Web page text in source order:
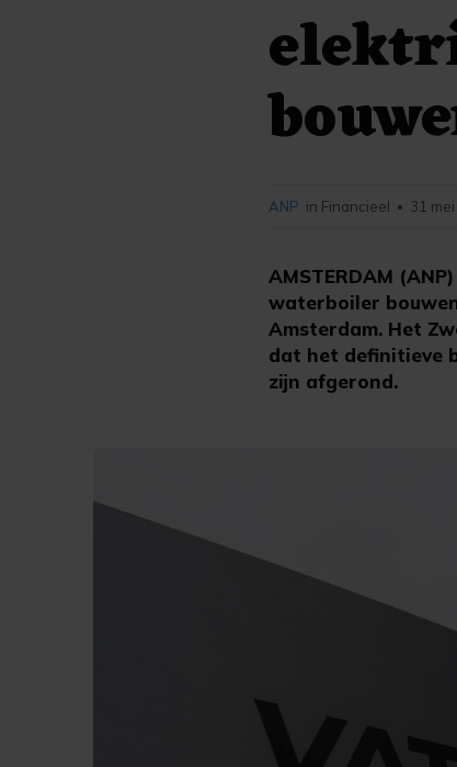
AMSTERDAM
waterboiler
Amsterdam. Het
dat het definitieve
zijn afgerond.
ANP in Financieel • 31